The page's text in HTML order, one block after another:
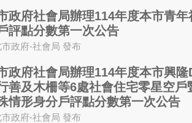
政府社會局辦理114年度本市青
評點分數第一次公告
市政府-社會局 發布
政府社會局辦理114年度本市興
善及木柵等6處社會住宅零星空
情形身分戶評點分數第一次公告
市政府-社會局 發布